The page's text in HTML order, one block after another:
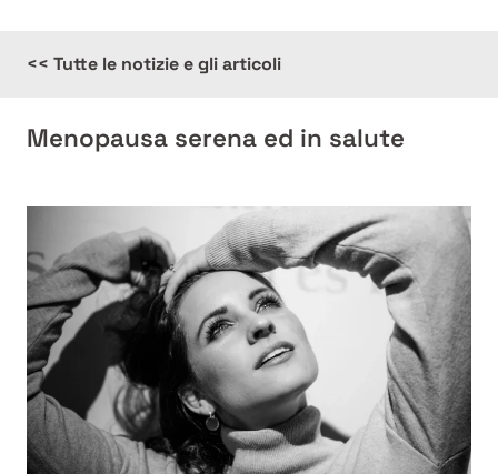
<< Tutte le notizie e gli articoli
Menopausa serena ed in salute